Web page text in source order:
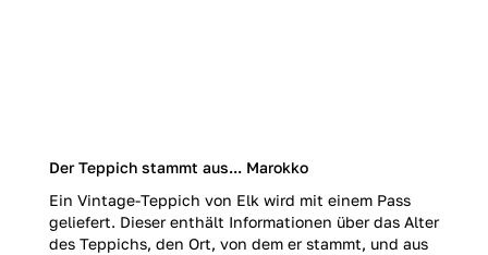
Der Teppich stammt aus... Marokko
Ein Vintage-Teppich von Elk wird mit einem Pass
geliefert. Dieser enthält Informationen über das Alter
des Teppichs, den Ort, von dem er stammt, und aus